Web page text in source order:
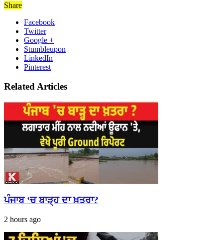
Share
Facebook
Twitter
Google +
Stumbleupon
LinkedIn
Pinterest
Related Articles
ਪੰਜਾਬ ‘ਚ ਬਾੜ੍ਹ ਦਾ ਖ਼ਤਰਾ?
2 hours ago